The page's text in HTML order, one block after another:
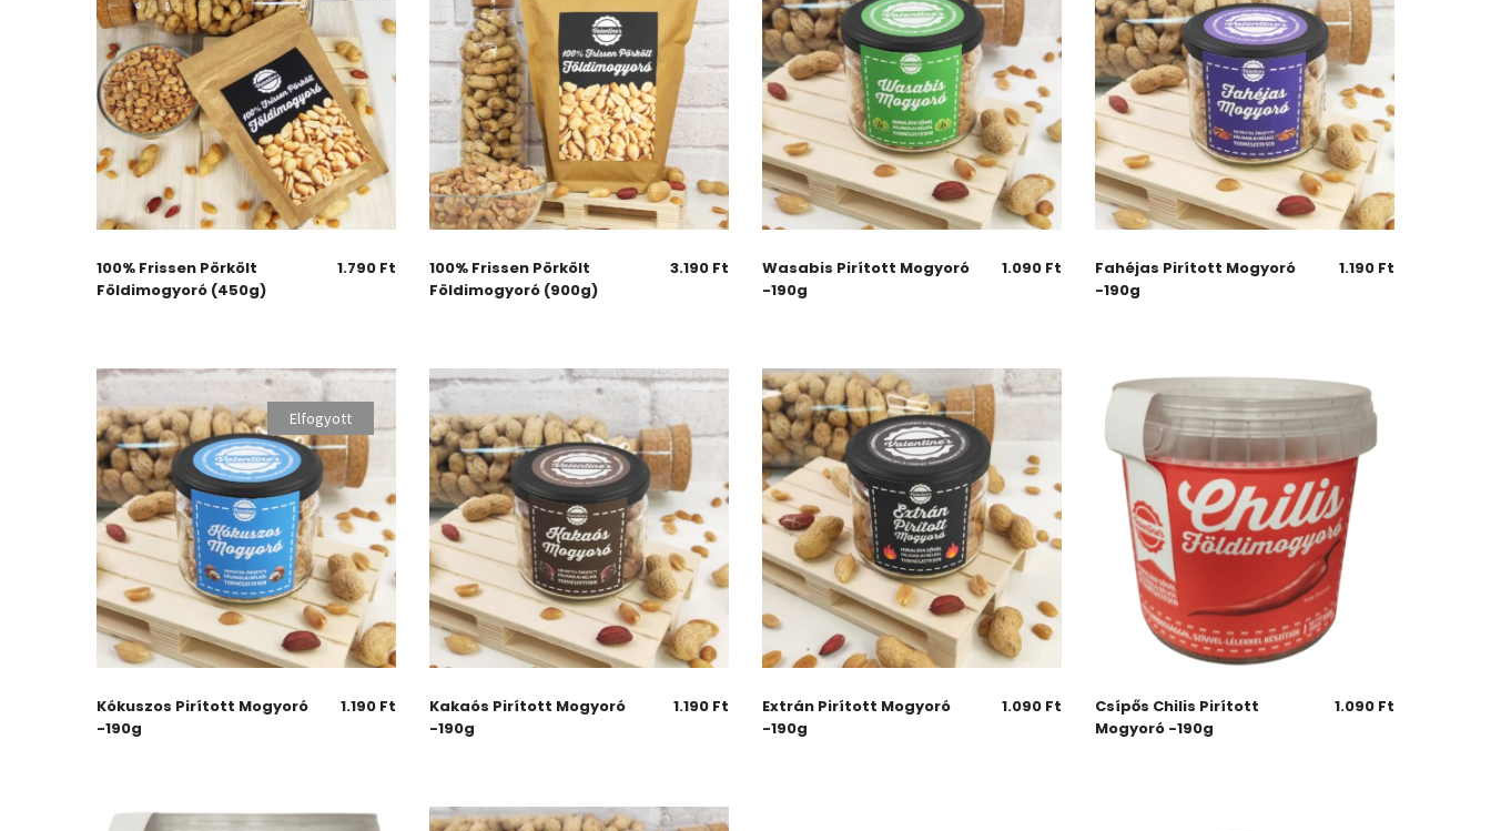
100% Frissen Pörkölt
Földimogyoró (450g)
1.790 Ft
100% Frissen Pörkölt
Földimogyoró (900g)
3.190 Ft
Wasabis Pirított Mogyoró
-190g
1.090 Ft
Fahéjas Pirított Mogyoró
-190g
1.190 Ft
Elfogyott
Kókuszos Pirított Mogyoró
-190g
1.190 Ft
Kakaós Pirított Mogyoró
-190g
1.190 Ft
Extrán Pirított Mogyoró
-190g
1.090 Ft
Csípős Chilis Pirított
Mogyoró -190g
1.090 Ft